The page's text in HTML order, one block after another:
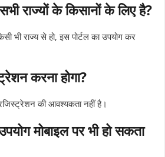
राज्यों के किसानों के लिए है?
भी राज्य से हो, इस पोर्टल का उपयोग कर
करना होगा?
की आवश्यकता नहीं है।
मोबाइल पर भी हो सकता